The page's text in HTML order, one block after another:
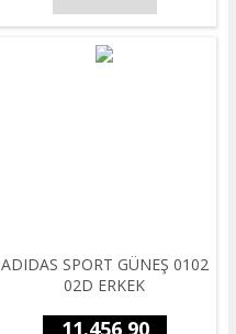
ADIDAS SPORT GÜNEŞ 0102
02D ERKEK